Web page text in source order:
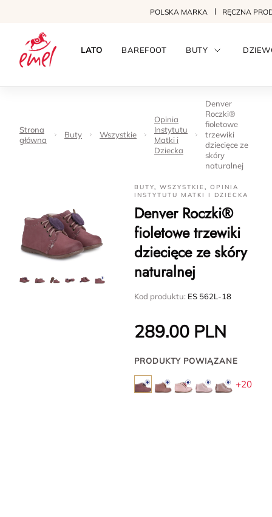
POLSKA MARKA RĘCZNA
LATO BAREFOOT BUTY
Strona
główna
Buty Wszystkie
Opinia
Instytutu
Matki i
Dziecka
Denver
Roczki®
fioletowe
trzewiki
dziecięce ze
skóry
naturalnej
BUTY,WSZYSTKIE,OPINIA
INSTYTUTU MATKI I DZIECKA
Denver Roczki®
fioletowe trzewiki
dziecięce ze skóry
naturalnej
Kod produktu: ES 562L-18
289.00 PLN
PRODUKTY POWIĄZANE
+20